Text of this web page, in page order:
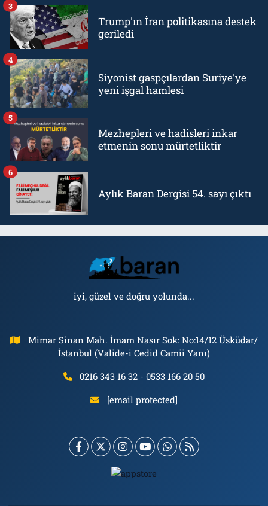
Trump'ın İran politikasına destek
geriledi
3
Siyonist gaspçılardan Suriye'ye
yeni işgal hamlesi
4
Mezhepleri ve hadisleri inkar
etmenin sonu mürtetliktir
5
Aylık Baran Dergisi 54. sayı çıktı
6
iyi, güzel ve doğru yolunda...
Mimar Sinan Mah. İmam Nasır Sok: No:14/12 Üsküdar/
İstanbul (Valide-i Cedid Camii Yanı)
0216 343 16 32 - 0533 166 20 50
[email protected]